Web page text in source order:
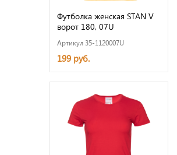
Футболка женская STAN V
ворот 180, 07U
Артикул 35-1120007U
199 руб.